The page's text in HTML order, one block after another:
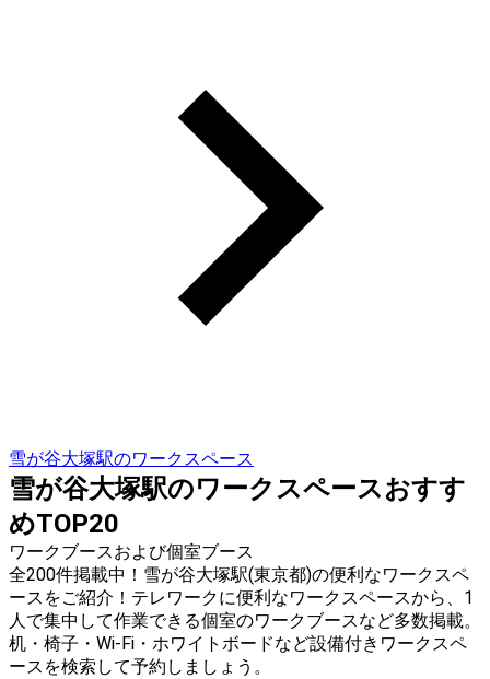
雪が谷大塚駅のワークスペース
雪が谷大塚駅のワークスペースおすす
めTOP20
ワークブースおよび個室ブース
全200件掲載中！雪が谷大塚駅(東京都)の便利なワークスペ
ースをご紹介！テレワークに便利なワークスペースから、1
人で集中して作業できる個室のワークブースなど多数掲載。
机・椅子・Wi-Fi・ホワイトボードなど設備付きワークスペ
ースを検索して予約しましょう。